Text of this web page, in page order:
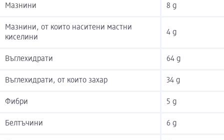
Мазнини 8 g
Мазнини, от които наситени мастни
киселини
4 g
Въглехидрати 64 g
Въглехидрати, от които захар 34 g
Фибри 5 g
Белтъчини 6 g